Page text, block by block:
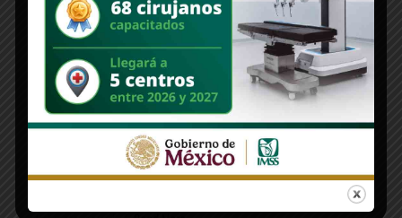
COLUMNAS
ESTAS LÍNEAS | El reclamo de Justicia ABC sigue
vigente
junio 11, 2025
Esperan que los nuevos tiempos traigan justicia; también fallaron
los promotores del voto, pero no pasará nada; en el Día del Medio